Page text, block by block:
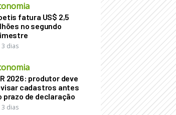
fatura US$ 2,5
no segundo
3 dias
2026: produtor deve
cadastros antes
prazo de declaração
3 dias